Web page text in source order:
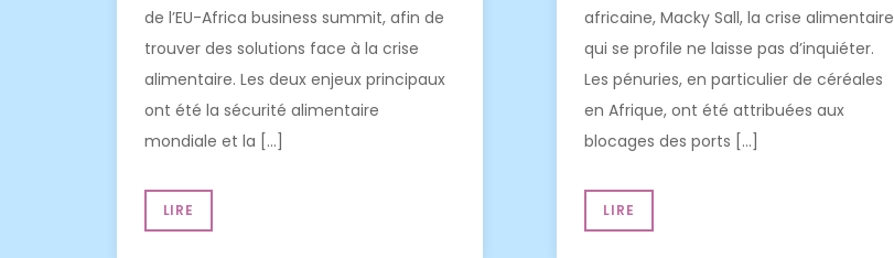
de l’EU-Africa business summit, afin de
trouver des solutions face à la crise
alimentaire. Les deux enjeux principaux
ont été la sécurité alimentaire
mondiale et la […]
LIRE
africaine, Macky Sall, la crise alimentaire
qui se profile ne laisse pas d’inquiéter.
Les pénuries, en particulier de céréales
en Afrique, ont été attribuées aux
blocages des ports […]
LIRE